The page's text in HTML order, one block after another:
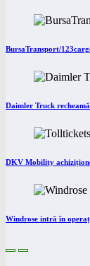
BursaTransport/
Daimler Truck
DKV Mobility
Windrose intră în